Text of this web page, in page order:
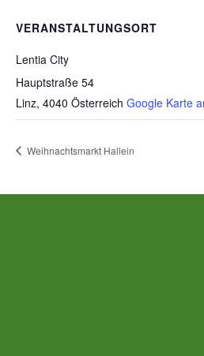
VERANSTALTUNGSORT
Lentia City
Hauptstraße 54
Linz, 4040 Österreich Google Karte
Weihnachtsmarkt Hallein